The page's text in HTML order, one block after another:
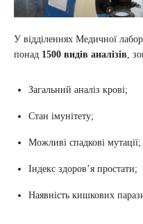
У відділеннях Медичної
понад 1500 видів аналізів ,
Загальний аналіз крові;
Стан імунітету;
Можливі спадкові мутації;
Індекс здоров’я простати;
Наявність кишкових